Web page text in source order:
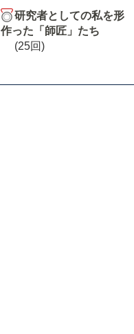
研究者としての私を形
作った「師匠」たち
(25回)